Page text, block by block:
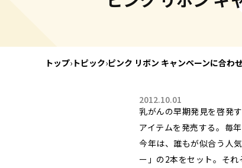
トップ› トピック›ピンク リボン キャンペーンに合わ
2012.10.01
乳がんの早期発見を啓発
アイテムを発売する。毎
今年は、誰もが似合う人
ー」の2本をセット。そ